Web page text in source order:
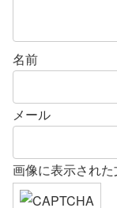
名前
メール
画像に表示され